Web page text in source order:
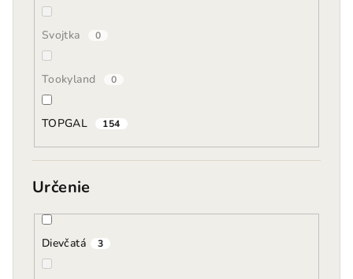
Svojtka 0
Tookyland 0
TOPGAL 154
Určenie
Dievčatá 3